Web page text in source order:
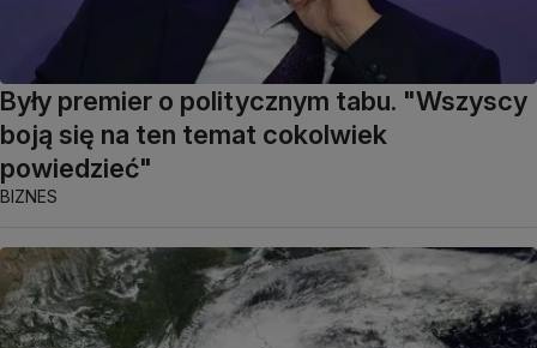
Były premier o politycznym tabu. "Wszyscy
boją się na ten temat cokolwiek
powiedzieć"
BIZNES